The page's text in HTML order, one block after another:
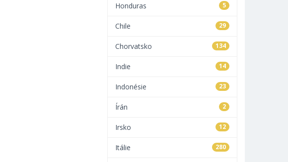
5
Honduras
29
Chile
134
Chorvatsko
14
Indie
23
Indonésie
2
Írán
12
Irsko
280
Itálie